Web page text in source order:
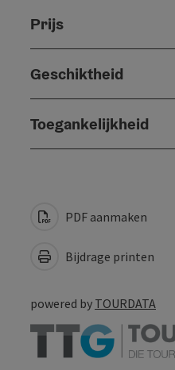
Prijs
Geschiktheid
Toegankelijkheid
PDF aanmaken
Bijdrage printen
powered by TOURDATA